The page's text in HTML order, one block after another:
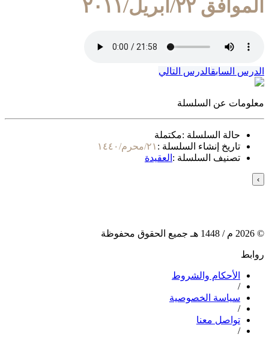
الموافق ٢٢/أبريل/٢٠١١
الدرس السابقالدرس التالي
معلومات عن السلسلة
حالة السلسلة :مكتملة
تاريخ إنشاء السلسلة : ٢١/محرم/١٤٤٠
تصنيف السلسلة : العقيدة
›
©
2026 م / 1448 هـ جميع الحقوق محفوظة
روابط
الأحكام والشروط
/
سياسة الخصوصية
/
تواصل معنا
/